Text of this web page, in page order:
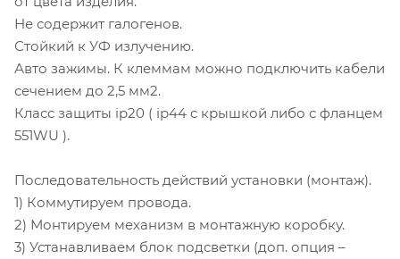
Не содержит галогенов.
Стойкий к УФ излучению.
Авто зажимы. К клеммам можно подключить кабели
сечением до 2,5 мм2.
Класс защиты ip20 ( ip44 с крышкой либо с фланцем
551WU ).
Последовательность действий установки (монтаж).
1) Коммутируем провода.
2) Монтируем механизм в монтажную коробку.
3) Устанавливаем блок подсветки (доп. опция –